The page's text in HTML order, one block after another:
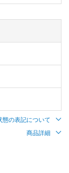
態の表記について
商品詳細